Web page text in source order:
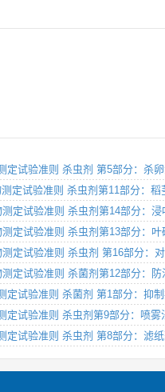
定试验准则 杀虫剂 第5部分：杀
定试验准则 杀虫剂第11部分：稻
定试验准则 杀虫剂第14部分：浸
定试验准则 杀虫剂第13部分：叶
定试验准则 杀虫剂 第16部分：
定试验准则 杀菌剂第12部分：
定试验准则 杀菌剂 第1部分：抑
定试验准则 杀虫剂第9部分：喷雾
定试验准则 杀虫剂 第8部分：滤